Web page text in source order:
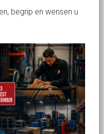
begrip en wensen u